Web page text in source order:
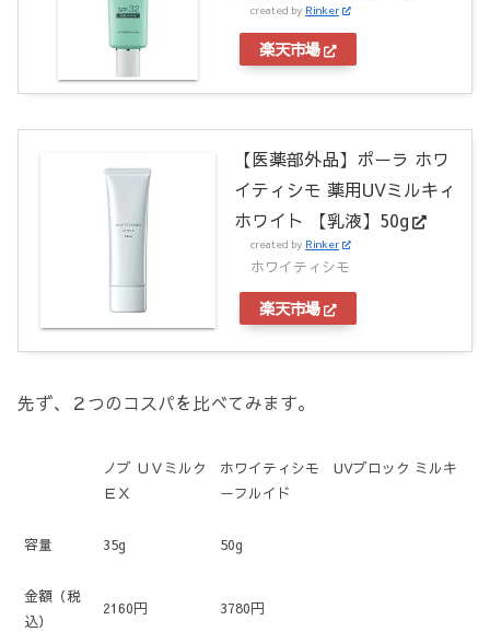
created by Rinker
楽天市場
【医薬部外品】ポーラ ホワ
イティシモ 薬用UVミルキィ
ホワイト 【乳液】50g
created by Rinker
ホワイティシモ
楽天市場
先ず、２つのコスパを比べてみます。
ノブ ＵＶミルク
ＥＸ
ホワイティシモ UVブロック ミルキ
ーフルイド
容量 35g 50g
金額（税
込）
2160円 3780円